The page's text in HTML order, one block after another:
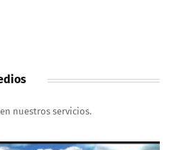
nuestros servicios.